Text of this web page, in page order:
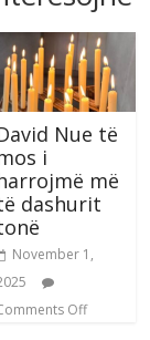
Nue të
i
më
dashurit
November 1,
Off